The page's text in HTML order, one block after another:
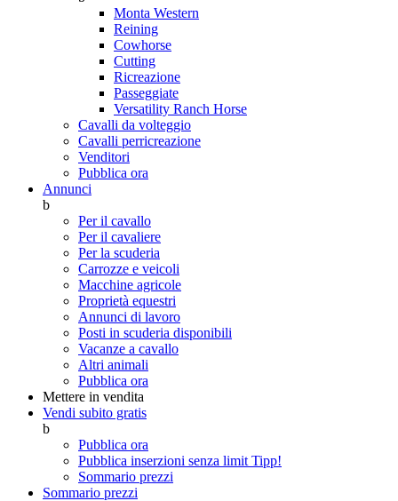
Monta Western
Reining
Cowhorse
Cutting
Ricreazione
Passeggiate
Versatility Ranch Horse
Cavalli da volteggio
Cavalli perricreazione
Venditori
Pubblica ora
Annunci
b
Per il cavallo
Per il cavaliere
Per la scuderia
Carrozze e veicoli
Macchine agricole
Proprietà equestri
Annunci di lavoro
Posti in scuderia disponibili
Vacanze a cavallo
Altri animali
Pubblica ora
Mettere in vendita
Vendi subito gratis
b
Pubblica ora
Pubblica inserzioni senza limit Tipp!
Sommario prezzi
Sommario prezzi